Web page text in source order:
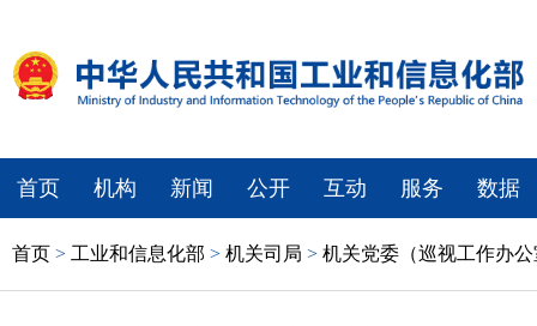
首页 机构 新闻 公开 互动 服务 数据
首页 > 工业和信息化部 > 机关司局 > 机关党委（巡视工作办